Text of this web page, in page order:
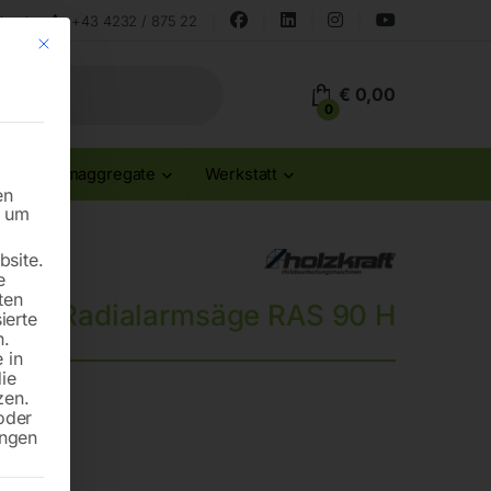
+43 4232 / 875 22
0
€ 0,00
Stromaggregate Werkstatt
Radialarmsäge RAS 90 H
Mit diesem Button wird der Dialog geschlossen. Seine Funktionalität ist
in